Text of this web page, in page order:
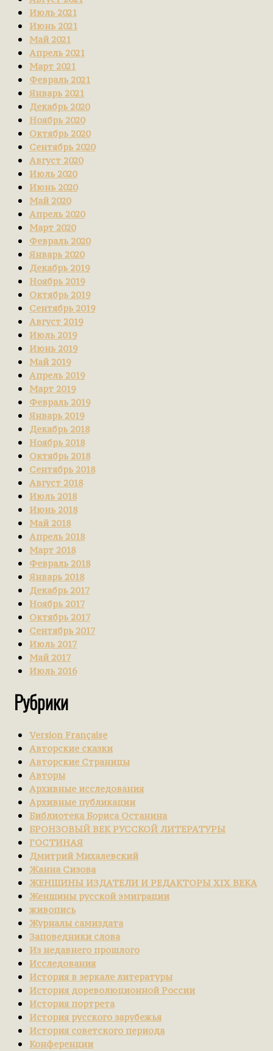
Июль 2021
Июнь 2021
Май 2021
Апрель 2021
Март 2021
Февраль 2021
Январь 2021
Декабрь 2020
Ноябрь 2020
Октябрь 2020
Сентябрь 2020
Август 2020
Июль 2020
Июнь 2020
Май 2020
Апрель 2020
Март 2020
Февраль 2020
Январь 2020
Декабрь 2019
Ноябрь 2019
Октябрь 2019
Сентябрь 2019
Август 2019
Июль 2019
Июнь 2019
Май 2019
Апрель 2019
Март 2019
Февраль 2019
Январь 2019
Декабрь 2018
Ноябрь 2018
Октябрь 2018
Сентябрь 2018
Август 2018
Июль 2018
Июнь 2018
Май 2018
Апрель 2018
Март 2018
Февраль 2018
Январь 2018
Декабрь 2017
Ноябрь 2017
Октябрь 2017
Сентябрь 2017
Июль 2017
Май 2017
Июль 2016
Рубрики
Version Française
Авторские сказки
Авторские Страницы
Авторы
Архивные исследования
Архивные публикации
Библиотека Бориса Останина
БРОНЗОВЫЙ ВЕК РУССКОЙ ЛИТЕРАТУРЫ
ГОСТИНАЯ
Дмитрий Михалевский
Жанна Сизова
ЖЕНЩИНЫ ИЗДАТЕЛИ И РЕДАКТОРЫ XIX ВЕКА
Женщины русской эмиграции
живопись
Журналы самиздата
Заповедники слова
Из недавнего прошлого
Исследования
История в зеркале литературы
История дореволюционной России
История портрета
История русского зарубежья
История советского периода
Конференции